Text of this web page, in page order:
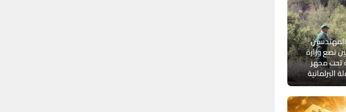
تضع وزارة
تحت مجهر
البرلمانية